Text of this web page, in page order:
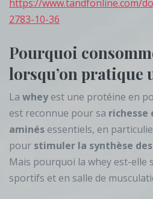
https://www.tandfonline.com/
2783-10-36
Pourquoi
lorsqu’on pratique
La wheyest une protéine en
est reconnue pour sa richesse
aminés essentiels, en
pour stimuler la synthèse
Mais pourquoi la whey est-elle
sportifs et en salle de